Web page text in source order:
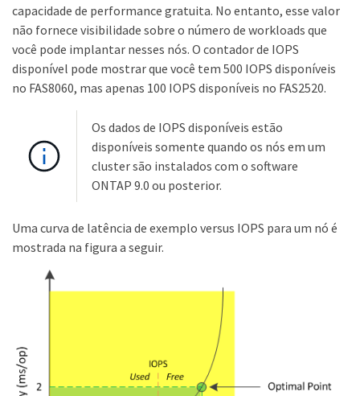
capacidade de performance gratuita. No entanto, esse valor
não fornece visibilidade sobre o número de workloads que
você pode implantar nesses nós. O contador de IOPS
disponível pode mostrar que você tem 500 IOPS disponíveis
no FAS8060, mas apenas 100 IOPS disponíveis no FAS2520.
Os dados de IOPS disponíveis estão
disponíveis somente quando os nós em um
cluster são instalados com o software
ONTAP 9.0 ou posterior.
Uma curva de latência de exemplo versus IOPS para um nó é
mostrada na figura a seguir.